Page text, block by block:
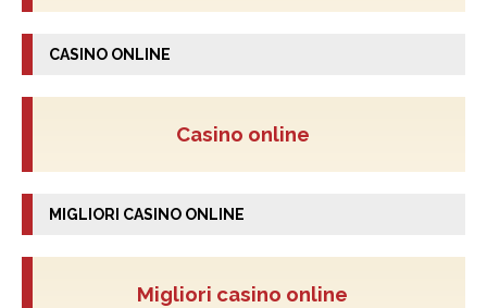
CASINO ONLINE
Casino online
MIGLIORI CASINO ONLINE
Migliori casino online